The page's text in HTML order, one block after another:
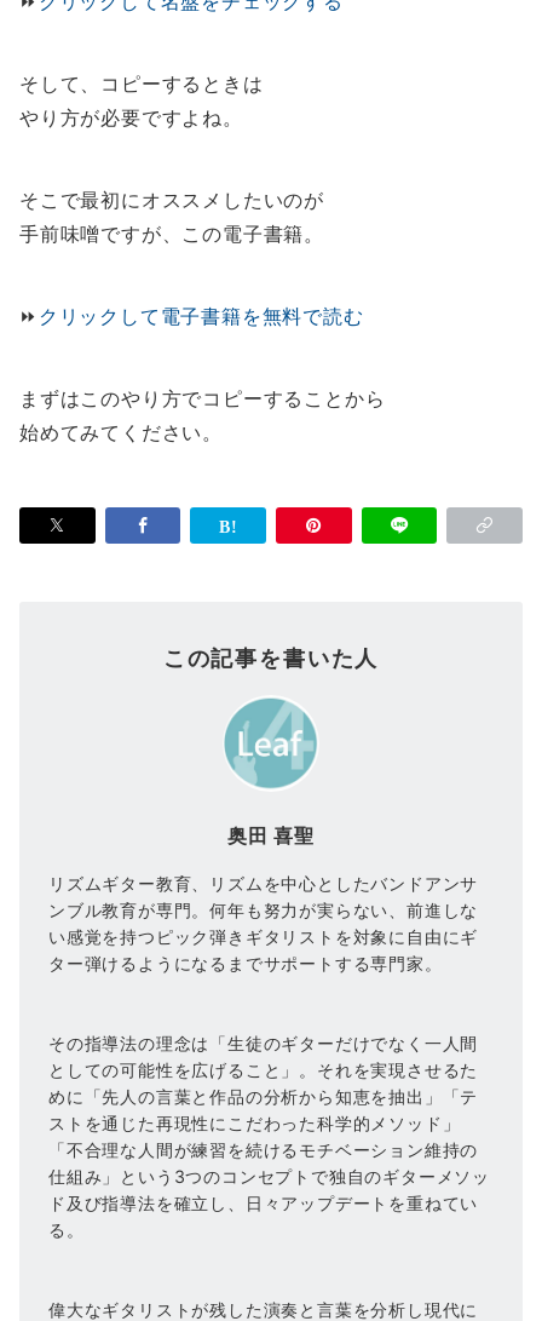
そして、コピーするときは
やり方が必要ですよね。
そこで最初にオススメしたいのが
手前味噌ですが、この電子書籍。
⏩️ クリックして電子書籍を無料で読む
まずはこのやり方でコピーすることから
始めてみてください。
この記事を書いた人
奥田 喜聖
リズムギター教育、リズムを中心としたバンドアンサ
ンブル教育が専門。何年も努力が実らない、前進しな
い感覚を持つピック弾きギタリストを対象に自由にギ
ター弾けるようになるまでサポートする専門家。
その指導法の理念は「生徒のギターだけでなく一人間
としての可能性を広げること」。それを実現させるた
めに「先人の言葉と作品の分析から知恵を抽出」「テ
ストを通じた再現性にこだわった科学的メソッド」
「不合理な人間が練習を続けるモチベーション維持の
仕組み」という3つのコンセプトで独自のギターメソッ
ド及び指導法を確立し、日々アップデートを重ねてい
る。
偉大なギタリストが残した演奏と言葉を分析し現代に